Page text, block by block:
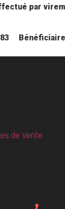
par
83
de Vente